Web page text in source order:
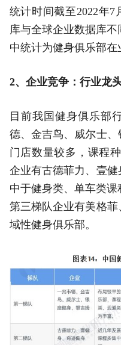
统计时间截至2022年
库与全球企业数据库
中统计为健身俱乐部在
2、企业竞争：行业龙
目前我国健身俱乐部
德、金吉鸟、威尔士
门店数量较多，课程
企业有古德菲力、壹
中于健身类、单车类课
第三梯队企业有美格
域性健身俱乐部。